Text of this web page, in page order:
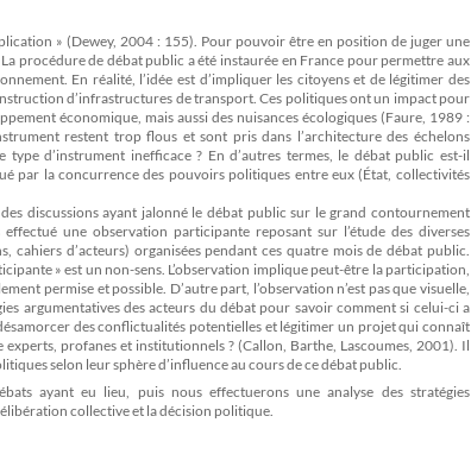
» (Dewey, 2004 : 155). Pour pouvoir être en position de juger une
procédure de débat public a été instaurée en France pour permettre aux
En réalité, l’idée est d’impliquer les citoyens et de légitimer des
d’infrastructures de transport. Ces politiques ont un impact pour
économique, mais aussi des nuisances écologiques (Faure, 1989 :
restent trop flous et sont pris dans l’architecture des échelons
d’instrument inefficace ? En d’autres termes, le débat public est-il
par la concurrence des pouvoirs politiques entre eux (État, collectivités
discussions ayant jalonné le débat public sur le grand contournement
une observation participante reposant sur l’étude des diverses
cahiers d’acteurs) organisées pendant ces quatre mois de débat public.
» est un non-sens. L’observation implique peut-être la participation,
permise et possible. D’autre part, l’observation n’est pas que visuelle,
argumentatives des acteurs du débat pour savoir comment si celui-ci a
des conflictualités potentielles et légitimer un projet qui connaît
profanes et institutionnels ? (Callon, Barthe, Lascoumes, 2001). Il
selon leur sphère d’influence au cours de ce débat public.
ayant eu lieu, puis nous effectuerons une analyse des stratégies
collective et la décision politique.